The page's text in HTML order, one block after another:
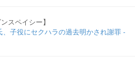
スペイシー】
子役にセクハラの過去明かされ謝罪 -